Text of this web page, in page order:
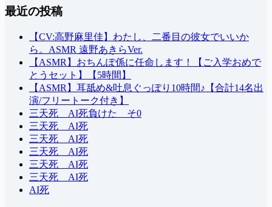
果
最近の投稿
【CV:高野麻里佳】わたし、二番目の彼女でいいか
ら。ASMR 遠野あきらVer.
【ASMR】おちんぽ係に任命します！【ご入学おめで
とうセット】【5時間】
【ASMR】耳舐め&吐息ぐっぽり10時間♪【合計14名出
演/フリートーク付き】
三天死 AI死負けた そ0
三天死 AI死
三天死 AI死
三天死 AI死
三天死 AI死
三天死 AI死
AI死